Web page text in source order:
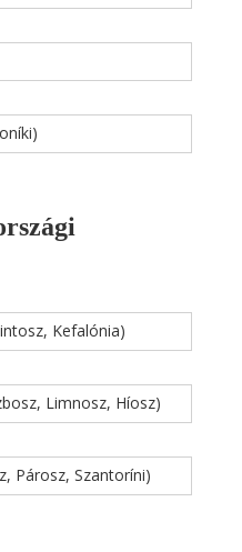
Kefalónia)
Limnosz, Híosz)
Párosz, Szantoríni)